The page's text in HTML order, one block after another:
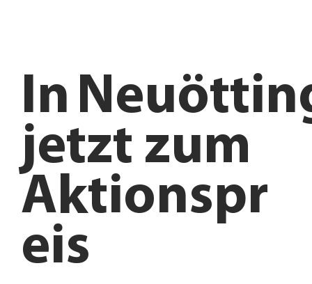
jetzt zum
Aktionspr
eis
In